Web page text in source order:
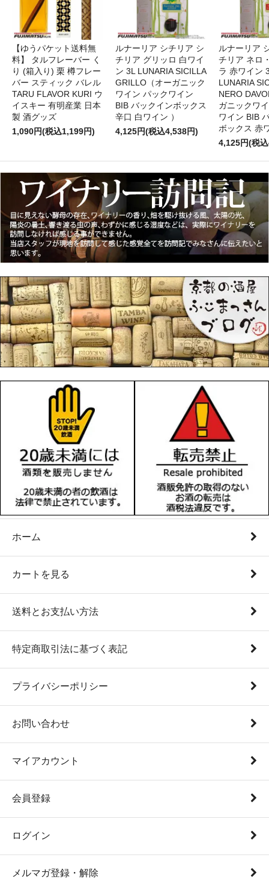
【ゆうパケット送料無
料】 タルフレーバー く
り (箱入り) 栗 樽フレー
バー スティック バレル
TARU FLAVOR KURI ウ
イスキー 有明産業 日本
製 酒グッズ
1,090円(税込1,199円)
ルナーリア シチリア シ
チリア グリッロ 白ワイ
ン 3L LUNARIA SICILLA
GRILLO（オーガニック
ワイン パックワイン
BIB バックインボックス
辛口 白ワイン ）
4,125円(税込4,538円)
ルナーリア
チリア ネロ
ラ 赤ワイ
LUNARIA
NERO
ガニックワ
ワイン BIB
ボックス 赤
4,125円(税
ホーム
カートを見る
送料とお支払い方法
特定商取引法に基づく表記
プライバシーポリシー
お問い合わせ
マイアカウント
会員登録
ログイン
メルマガ登録・解除